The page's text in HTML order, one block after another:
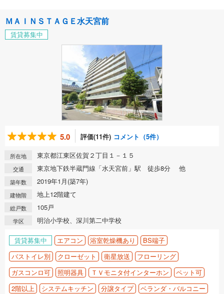
ＭＡＩＮＳＴＡＧＥ水天宮前
賃貸募集中
5.0 評価(11件) コメント（5件）
所在地 東京都江東区佐賀２丁目１－１５
交通 東京地下鉄半蔵門線「水天宮前」駅 徒歩8分 他
築年数 2019年1月(築7年)
建物階 地上12階建て
総戸数 105戸
学区 明治小学校、深川第二中学校
賃貸募集中 エアコン 浴室乾燥機あり
BS端子
バストイレ別
クローゼット 衛星放送
フローリング
ガスコンロ可
照明器具 ＴＶモニタ付インターホン
ペット可
2階以上
システムキッチン 分譲タイプ
ベランダ・バルコニー